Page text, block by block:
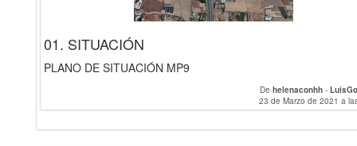
01. SITUACIÓN
PLANO DE SITUACIÓN MP9
De helenaconhh -
23 de Marzo de 2021 a